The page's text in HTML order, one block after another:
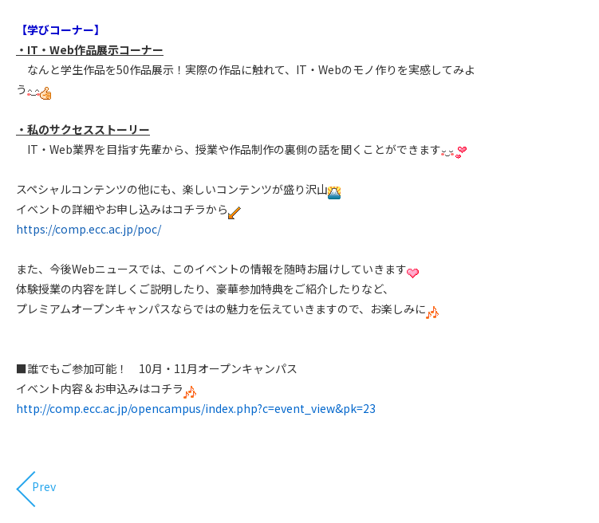
【学びコーナー】
・IT・Web作品展示コーナー
なんと学生作品を50作品展示！実際の作品に触れて、IT・Webのモノ作りを実感してみよ
う
・私のサクセスストーリー
IT・Web業界を目指す先輩から、授業や作品制作の裏側の話を聞くことができます
スペシャルコンテンツの他にも、楽しいコンテンツが盛り沢山
イベントの詳細やお申し込みはコチラから
https://comp.ecc.ac.jp/poc/
また、今後Webニュースでは、このイベントの情報を随時お届けしていきます
体験授業の内容を詳しくご説明したり、豪華参加特典をご紹介したりなど、
プレミアムオープンキャンパスならではの魅力を伝えていきますので、お楽しみに
■誰でもご参加可能！ 10月・11月オープンキャンパス
イベント内容＆お申込みはコチラ
http://comp.ecc.ac.jp/opencampus/index.php?c=event_view&pk=23
Prev